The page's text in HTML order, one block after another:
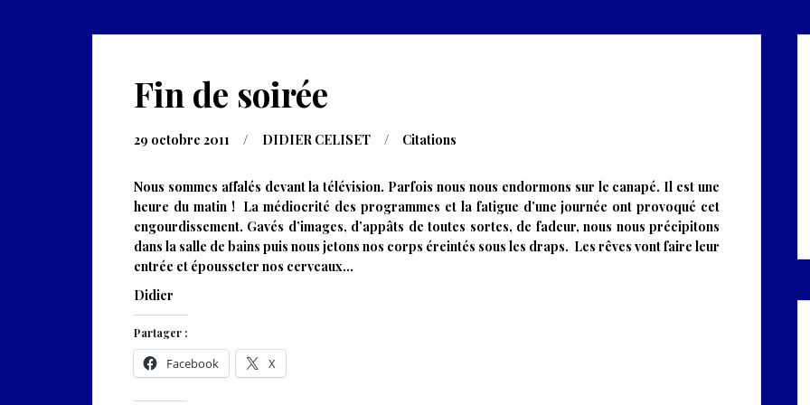
Fin de soirée
29 octobre 2011 DIDIER CELISET Citations
Nous sommes affalés devant la télévision. Parfois nous nous endormons sur le canapé. Il est une
heure du matin ! La médiocrité des programmes et la fatigue d’une journée ont provoqué cet
engourdissement. Gavés d’images, d’appâts de toutes sortes, de fadeur, nous nous précipitons
dans la salle de bains puis nous jetons nos corps éreintés sous les draps. Les rêves vont faire leur
entrée et épousseter nos cerveaux…
Didier
Partager :
Facebook X